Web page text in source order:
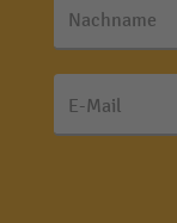
Nachname
E-Mail